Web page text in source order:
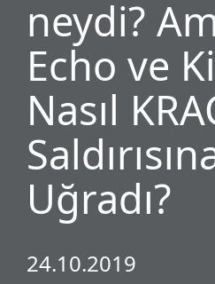
neydi?
Echo ve
Nasıl
Uğradı?
24.10.2019